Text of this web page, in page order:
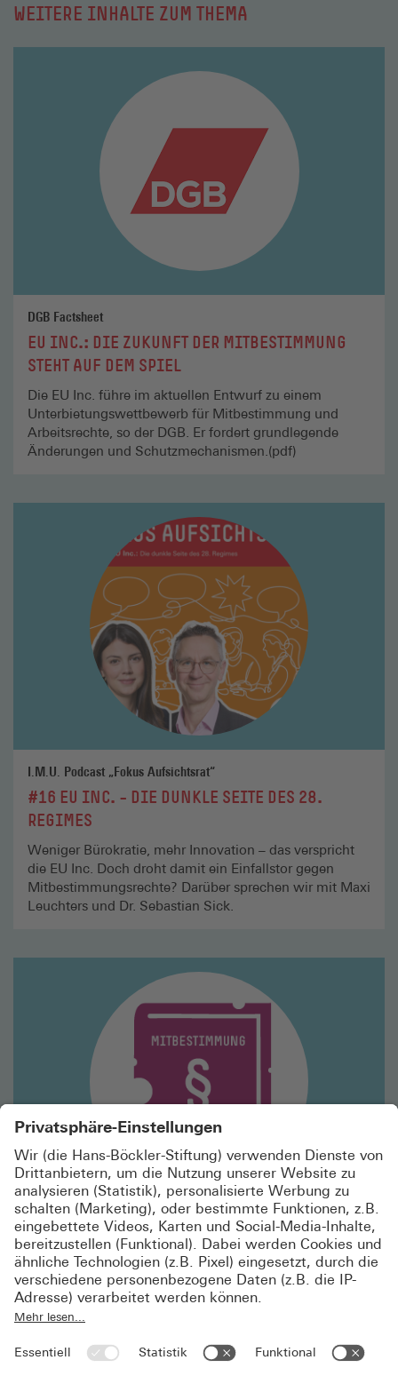
WEITERE INHALTE ZUM THEMA
DGB Factsheet
EU INC.: DIE ZUKUNFT DER MITBESTIMMUNG
STEHT AUF DEM SPIEL
Die EU Inc. führe im aktuellen Entwurf zu einem
Unterbietungswettbewerb für Mitbestimmung und
Arbeitsrechte, so der DGB. Er fordert grundlegende
Änderungen und Schutzmechanismen.(pdf)
I.M.U. Podcast „Fokus Aufsichtsrat“
#16 EU INC. – DIE DUNKLE SEITE DES 28.
REGIMES
Weniger Bürokratie, mehr Innovation – das verspricht
die EU Inc. Doch droht damit ein Einfallstor gegen
Mitbestimmungsrechte? Darüber sprechen wir mit Maxi
Leuchters und Dr. Sebastian Sick.
Europäisches Gesellschaftsrecht
DIE EU INC. BEDROHT DIE MITBESTIMMUNG
Zeitgleich mit dem 50-jährigen Jubiläum der deutschen
Unternehmens­mitbestimmung plant die EU einen
neuen Rechtsrahmen. Das „28. Regime“ (EU Inc.)
gefährden.